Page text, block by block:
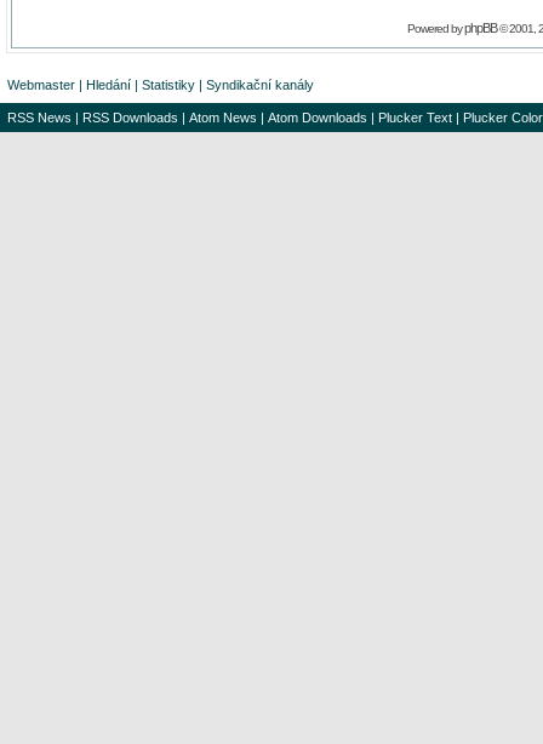
Powered byphpBB© 2001,
Webmaster | Hledání | Statistiky | Syndikační kanály
RSS News | RSS Downloads | Atom News | Atom Downloads | Plucker Text | Plucker Color